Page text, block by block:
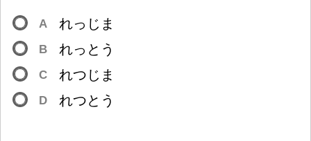
A れっじま
B れっとう
C れつじま
D れつとう